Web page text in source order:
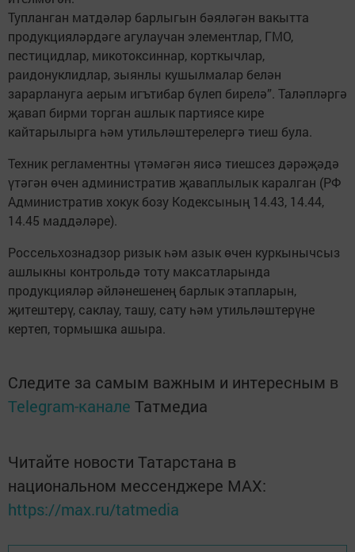
Тупланган матдәләр барлыгын бәяләгән вакытта
продукцияләрдәге агулаучан элементлар, ГМО,
пестицидлар, микотоксиннар, корткычлар,
раидонуклидлар, зыянлы кушылмалар белән
зарарлануга аерым игътибар бүлеп бирелә”. Таләпләргә
җавап бирми торган ашлык партиясе кире
кайтарылырга һәм утильләштерелергә тиеш була.
Техник регламентны үтәмәгән яисә тиешсез дәрәҗәдә
үтәгән өчен административ җаваплылык каралган (РФ
Административ хокук бозу Кодексының 14.43, 14.44,
14.45 маддәләре).
Россельхознадзор ризык һәм азык өчен куркынычсыз
ашлыкны контрольдә тоту максатларында
продукцияләр әйләнешенең барлык этапларын,
җитештерү, саклау, ташу, сату һәм утильләштерүне
кертеп, тормышка ашыра.
Следите за самым важным и интересным в
Telegram-канале Татмедиа
Читайте новости Татарстана в
национальном мессенджере MАХ:
https://max.ru/tatmedia